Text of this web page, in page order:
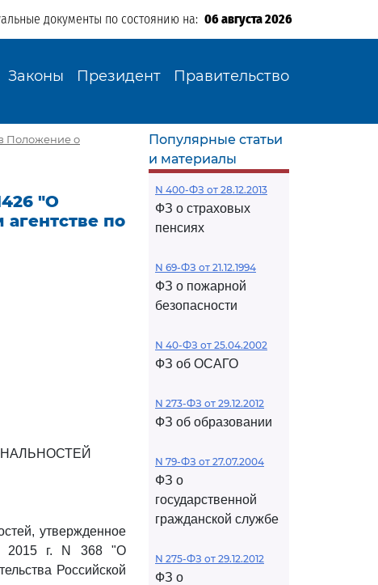
документы по состоянию на: 06 августа 2026
Законы Президент Правительство
Положение о
"О
по
утвержденное
2015 г. N 368 "О
Российской
Популярные статьи
и материалы
N 400-ФЗ от 28.12.2013
ФЗ о страховых
пенсиях
N 69-ФЗ от 21.12.1994
ФЗ о пожарной
безопасности
N 40-ФЗ от 25.04.2002
ФЗ об ОСАГО
N 273-ФЗ от 29.12.2012
ФЗ об образовании
N 79-ФЗ от 27.07.2004
ФЗ о
государственной
гражданской службе
N 275-ФЗ от 29.12.2012
ФЗ о